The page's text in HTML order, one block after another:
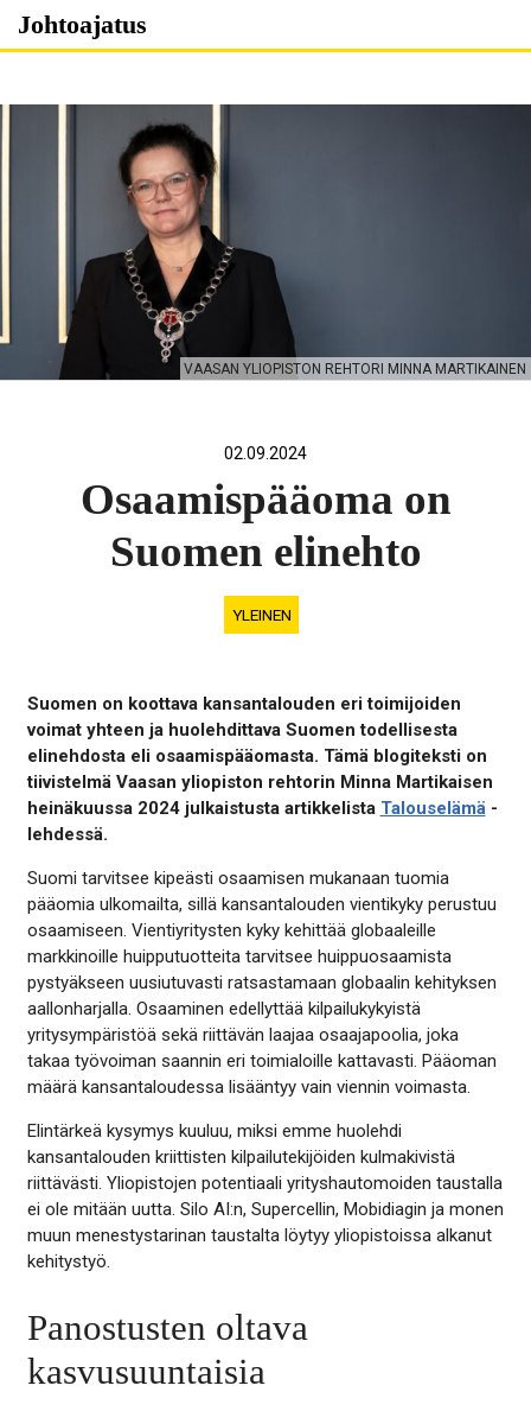
Skip
Johtoajatus
VAASAN YLIOPISTON REHTORI MINNA MARTIKAINEN
02.09.2024
Osaamispääoma on
Suomen elinehto
YLEINEN
Suomen on koottava kansantalouden eri toimijoiden
voimat yhteen ja huolehdittava Suomen todellisesta
elinehdosta eli osaamispääomasta. Tämä blogiteksti on
tiivistelmä Vaasan yliopiston rehtorin Minna Martikaisen
heinäkuussa 2024 julkaistusta artikkelista Talouselämä -
lehdessä.
Suomi tarvitsee kipeästi osaamisen mukanaan tuomia
pääomia ulkomailta, sillä kansantalouden vientikyky perustuu
osaamiseen. Vientiyritysten kyky kehittää globaaleille
markkinoille huipputuotteita tarvitsee huippuosaamista
pystyäkseen uusiutuvasti ratsastamaan globaalin kehityksen
aallonharjalla. Osaaminen edellyttää kilpailukykyistä
yritysympäristöä sekä riittävän laajaa osaajapoolia, joka
takaa työvoiman saannin eri toimialoille kattavasti. Pääoman
määrä kansantaloudessa lisääntyy vain viennin voimasta.
Elintärkeä kysymys kuuluu, miksi emme huolehdi
kansantalouden kriittisten kilpailutekijöiden kulmakivistä
riittävästi. Yliopistojen potentiaali yrityshautomoiden taustalla
ei ole mitään uutta. Silo AI:n, Supercellin, Mobidiagin ja monen
muun menestystarinan taustalta löytyy yliopistoissa alkanut
kehitystyö.
Panostusten oltava
kasvusuuntaisia